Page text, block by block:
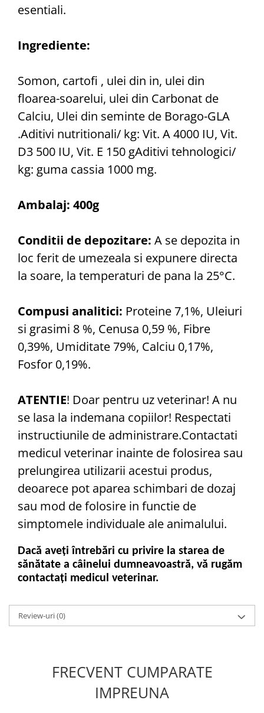
esentiali.
Ingrediente:
Somon, cartofi , ulei din in, ulei din
floarea-soarelui, ulei din Carbonat de
Calciu, Ulei din seminte de Borago-GLA
.Aditivi nutritionali/ kg: Vit. A 4000 IU, Vit.
D3 500 IU, Vit. E 150 gAditivi tehnologici/
kg: guma cassia 1000 mg.
Ambalaj: 400g
Conditii de depozitare: A se depozita in
loc ferit de umezeala si expunere directa
la soare, la temperaturi de pana la 25°C.
Compusi analitici: Proteine 7,1%, Uleiuri
si grasimi 8 %, Cenusa 0,59 %, Fibre
0,39%, Umiditate 79%, Calciu 0,17%,
Fosfor 0,19%.
ATENTIE! Doar pentru uz veterinar! A nu
se lasa la indemana copiilor! Respectati
instructiunile de administrare.Contactati
medicul veterinar inainte de folosirea sau
prelungirea utilizarii acestui produs,
deoarece pot aparea schimbari de dozaj
sau mod de folosire in functie de
simptomele individuale ale animalului.
Dacă aveți întrebări cu privire la starea de
sănătate a câinelui dumneavoastră, vă rugăm
contactați medicul veterinar.
Review-uri(0)
FRECVENT CUMPARATE
IMPREUNA